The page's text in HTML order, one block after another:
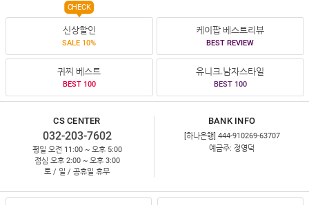
신상할인
SALE 10%
CHECK
케이팝 베스트리뷰
BEST REVIEW
귀찌 베스트
BEST 100
유니크.남자스타일
BEST 100
CS CENTER
032-203-7602
평일 오전 11:00 ~ 오후 5:00
점심 오후 2:00 ~ 오후 3:00
토 / 일 / 공휴일 휴무
BANK INFO
[하나은행] 444-910269-63707
예금주: 정영덕